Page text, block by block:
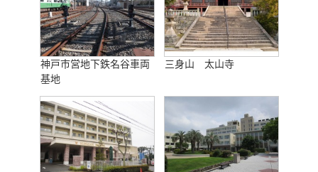
神戸市営地下鉄名谷車両
基地
三身山 太山寺